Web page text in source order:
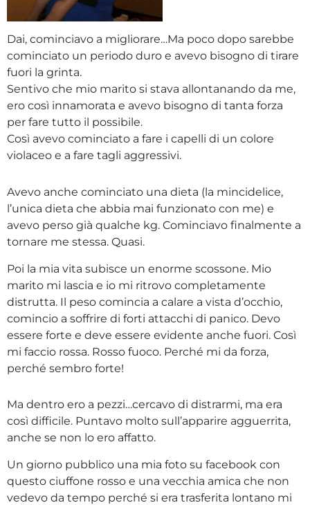
Dai, cominciavo a migliorare…Ma poco dopo sarebbe
cominciato un periodo duro e avevo bisogno di tirare
fuori la grinta.
Sentivo che mio marito si stava allontanando da me,
ero così innamorata e avevo bisogno di tanta forza
per fare tutto il possibile.
Così avevo cominciato a fare i capelli di un colore
violaceo e a fare tagli aggressivi.
Avevo anche cominciato una dieta (la mincidelice,
l’unica dieta che abbia mai funzionato con me) e
avevo perso già qualche kg. Cominciavo finalmente a
tornare me stessa. Quasi.
Poi la mia vita subisce un enorme scossone. Mio
marito mi lascia e io mi ritrovo completamente
distrutta. Il peso comincia a calare a vista d’occhio,
comincio a soffrire di forti attacchi di panico. Devo
essere forte e deve essere evidente anche fuori. Così
mi faccio rossa. Rosso fuoco. Perché mi da forza,
perché sembro forte!
Ma dentro ero a pezzi…cercavo di distrarmi, ma era
così difficile. Puntavo molto sull’apparire agguerrita,
anche se non lo ero affatto.
Un giorno pubblico una mia foto su facebook con
questo ciuffone rosso e una vecchia amica che non
vedevo da tempo perché si era trasferita lontano mi